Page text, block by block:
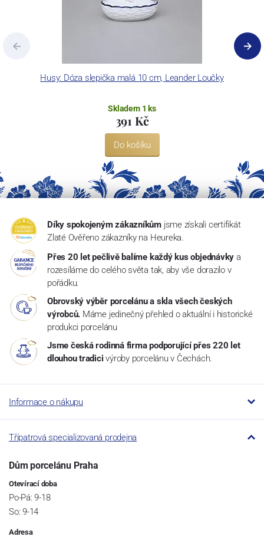
Husy: Dóza slepička malá 10 cm, Leander Loučky
Skladem 1 ks
391 Kč
Do košíku
Díky spokojeným zákazníkům jsme získali certifikát
Zlaté Ověřeno zákazníky na Heureka.
Přes 20 let pečlivě balíme každý kus objednávky a
rozesíláme do celého světa tak, aby vše dorazilo v
pořádku.
Obrovský výběr porcelánu a skla všech českých
výrobců. Máme jedinečný přehled o aktuální i historické
produkci porcelánu
Jsme česká rodinná firma podporující přes 220 let
dlouhou tradici výroby porcelánu v Čechách.
Informace o nákupu
Třípatrová specializovaná prodejna
Dům porcelánu Praha
Otevírací doba
Po-Pá: 9-18
So: 9-14
Adresa